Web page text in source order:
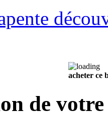
acheter ce
de votre